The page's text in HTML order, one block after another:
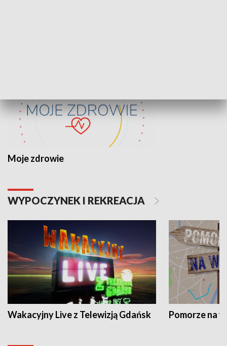
Moje zdrowie
WYPOCZYNEK I REKREACJA
Wakacyjny Live z Telewizją Gdańsk Pomorze na